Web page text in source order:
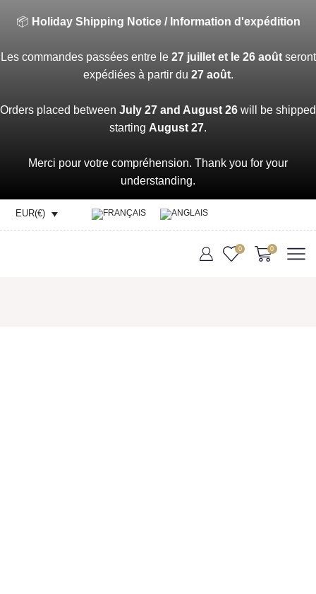
📦 Holiday Shipping Notice / Information d'expédition
Les commandes passées entre le 27 juillet et le 26 aoûtseront
expédiées à partir du 27 août.
Orders placed between July 27 and August 26 will be shipped
starting August 27.
Merci pour votre compréhension. Thank you for your
understanding.
EUR(€)
0 0